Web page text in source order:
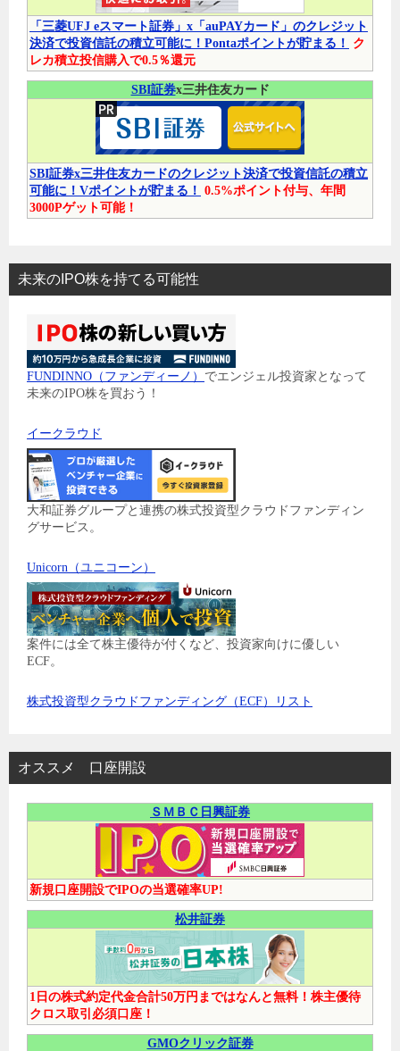
「三菱UFJ eスマート証券」x「auPAYカード」のクレジット
決済で投資信託の積立可能に！Pontaポイントが貯まる！
ク
レカ積立投信購入で0.5％還元
SBI証券x三井住友カード
SBI証券x三井住友カードのクレジット決済で投資信託の積立
可能に！Vポイントが貯まる！ 0.5%ポイント付与、年間
3000Pゲット可能！
未来のIPO株を持てる可能性
FUNDINNO（ファンディーノ） でエンジェル投資家となって
未来のIPO株を買おう！
イークラウド
大和証券グループと連携の株式投資型クラウドファンディン
グサービス。
Unicorn（ユニコーン）
案件には全て株主優待が付くなど、投資家向けに優しい
ECF。
株式投資型クラウドファンディング（ECF）リスト
オススメ 口座開設
ＳＭＢＣ日興証券
新規口座開設でIPOの当選確率UP!
松井証券
1日の株式約定代金合計50万円まではなんと無料！株主優待
クロス取引必須口座！
GMOクリック証券